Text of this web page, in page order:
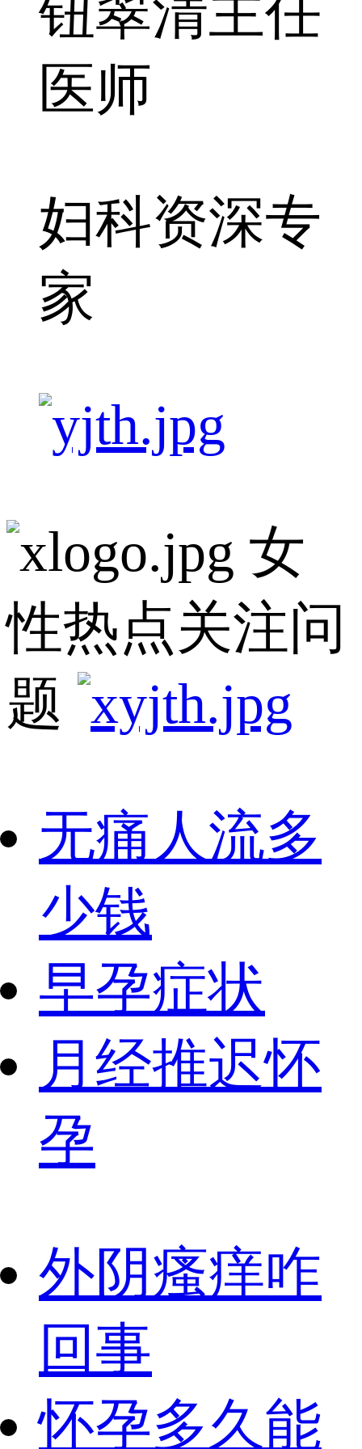
钮翠清主任
医师
妇科资深专
家
女
性热点关注问
题
无痛人流多
少钱
早孕症状
月经推迟怀
孕
外阴瘙痒咋
回事
怀孕多久能